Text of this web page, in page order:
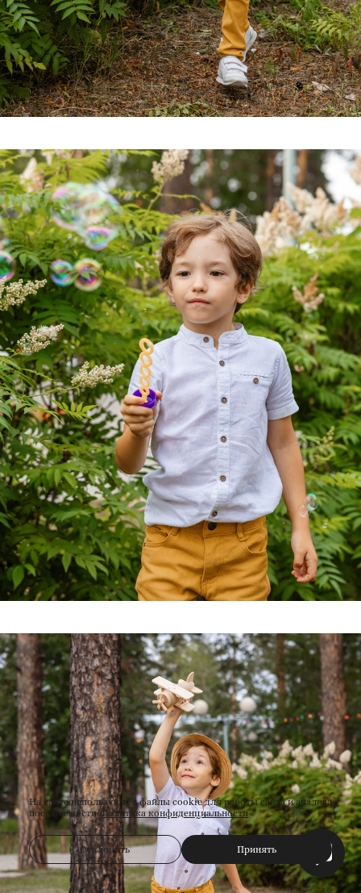
На сайте используются файлы cookie для работы сайта и анализа
посещаемости.Политика конфиденциальности
Отклонить Принять